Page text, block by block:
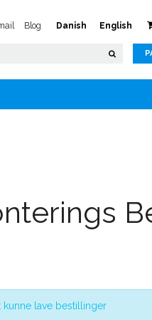
Blog Danish English
lave bestillinger